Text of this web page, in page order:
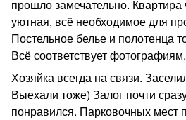
прошло замечательно. Квартира
уютная, всё необходимое для
Постельное белье и полотенца
Всё соответствует фотографиям.
Хозяйка всегда на связи.
Выехали тоже) Залог почти
понравился. Парковочных мест